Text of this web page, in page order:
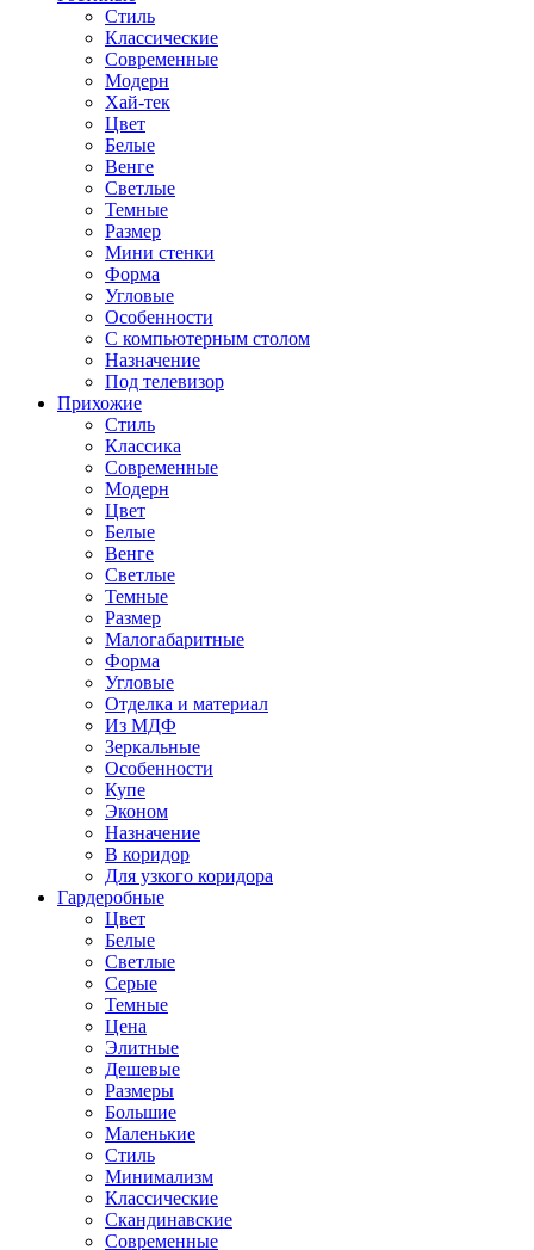
Стиль
Классические
Современные
Модерн
Хай-тек
Цвет
Белые
Венге
Светлые
Темные
Размер
Мини стенки
Форма
Угловые
Особенности
С компьютерным столом
Назначение
Под телевизор
Прихожие
Стиль
Классика
Современные
Модерн
Цвет
Белые
Венге
Светлые
Темные
Размер
Малогабаритные
Форма
Угловые
Отделка и материал
Из МДФ
Зеркальные
Особенности
Купе
Эконом
Назначение
В коридор
Для узкого коридора
Гардеробные
Цвет
Белые
Светлые
Серые
Темные
Цена
Элитные
Дешевые
Размеры
Большие
Маленькие
Стиль
Минимализм
Классические
Скандинавские
Современные